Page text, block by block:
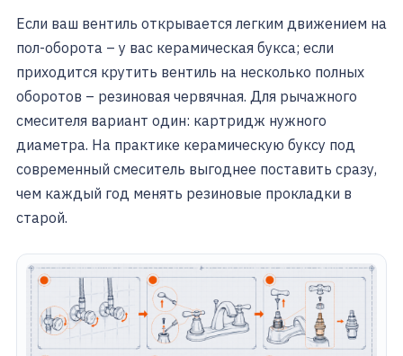
Если ваш вентиль открывается легким движением на
пол-оборота – у вас керамическая букса; если
приходится крутить вентиль на несколько полных
оборотов – резиновая червячная. Для рычажного
смесителя вариант один: картридж нужного
диаметра. На практике керамическую буксу под
современный смеситель выгоднее поставить сразу,
чем каждый год менять резиновые прокладки в
старой.